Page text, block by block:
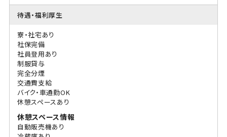
待遇・福利厚生
寮・社宅あり
社保完備
社員登用あり
制服貸与
完全分煙
交通費支給
バイク・車通勤OK
休憩スペースあり
休憩スペース情報
自動販売機あり